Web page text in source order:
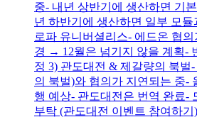
중- 내년 상반기에 생산하면 기
년 하반기에 생산하면 일부 모
로파 유니버셜리스- 에드온 협
경 → 12월은 넘기지 않을 계획-
정 3) 관도대전 & 제갈량의 북벌
의 북벌)와 협의가 지연되는 중-
행 예상- 관도대전은 번역 완료-
부탁 (관도대전 이벤트 참여하